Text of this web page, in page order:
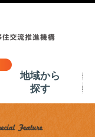
地域から
探す